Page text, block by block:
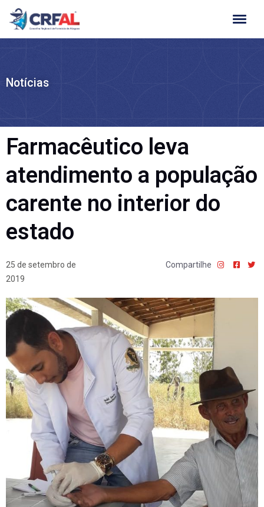
Ir
para
Notícias
Farmacêutico leva
atendimento a população
carente no interior do
estado
25 de setembro de
2019
Compartilhe